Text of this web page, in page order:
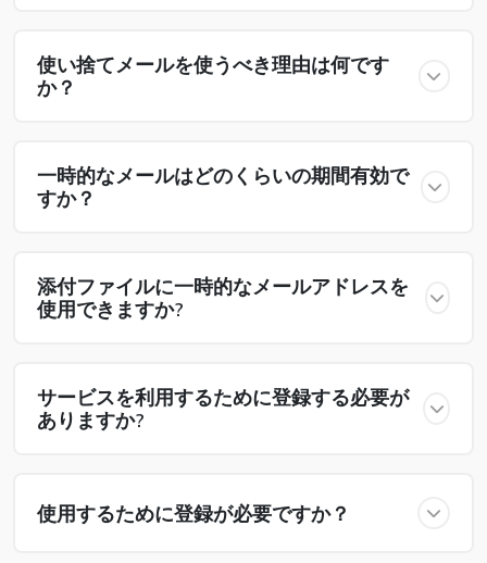
使い捨てメールを使うべき理由は何です
か？
一時的なメールはどのくらいの期間有効で
すか？
添付ファイルに一時的なメールアドレスを
使用できますか?
サービスを利用するために登録する必要が
ありますか?
使用するために登録が必要ですか？